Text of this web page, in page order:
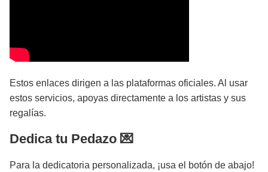
Estos enlaces dirigen a las plataformas oficiales. Al usar
estos servicios, apoyas directamente a los artistas y sus
regalías.
Dedica tu Pedazo 💌
Para la dedicatoria personalizada, ¡usa el botón de abajo!